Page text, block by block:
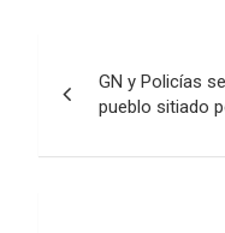
de
entradas
GN y Policías
pueblo sitiado